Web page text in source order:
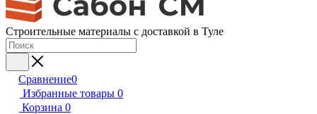
Строительные материалы с доставкой в Туле
Сравнение0
Избранные товары 0
Корзина 0